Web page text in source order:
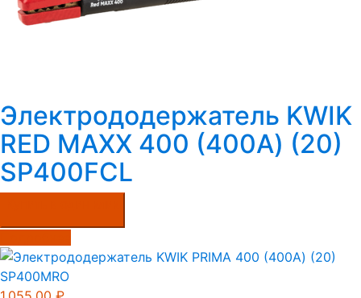
Электрододержатель KWIK
RED MAXX 400 (400А) (20)
SP400FCL